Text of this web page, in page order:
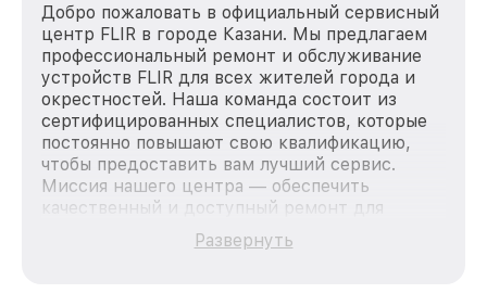
Добро пожаловать в официальный сервисный
центр FLIR в городе Казани. Мы предлагаем
профессиональный ремонт и обслуживание
устройств FLIR для всех жителей города и
окрестностей. Наша команда состоит из
сертифицированных специалистов, которые
постоянно повышают свою квалификацию,
чтобы предоставить вам лучший сервис.
Миссия нашего центра — обеспечить
качественный и доступный ремонт для
каждого пользователя продукции FLIR, вне
зависимости от сложности поломки. Мы
Развернуть